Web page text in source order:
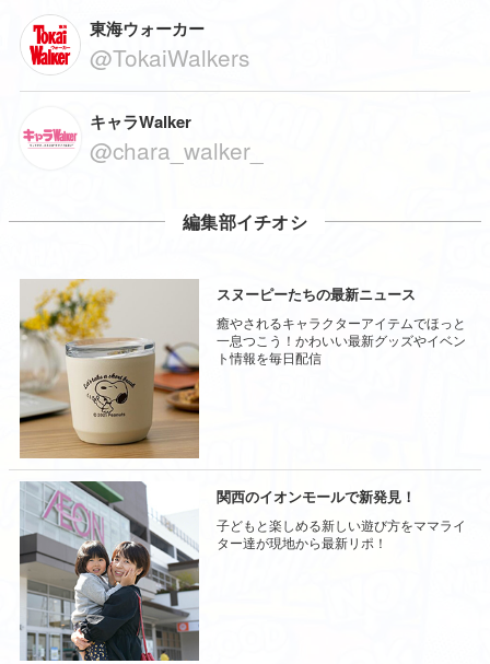
東海ウォーカー
@TokaiWalkers
キャラWalker
@chara_walker_
編集部イチオシ
スヌーピーたちの最新ニュース
癒やされるキャラクターアイテムでほっと
一息つこう！かわいい最新グッズやイベン
ト情報を毎日配信
関西のイオンモールで新発見！
子どもと楽しめる新しい遊び方をママライ
ター達が現地から最新リポ！